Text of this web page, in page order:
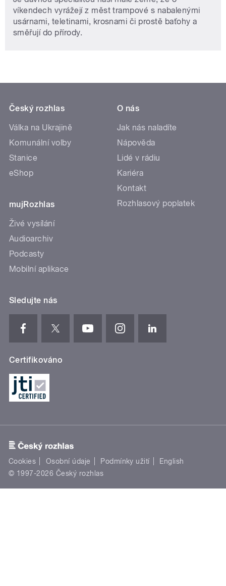
víkendech vyrážejí z měst trampové s nabalenými
usárnami, teletinami, krosnami či prostě baťohy a
směřují do přírody.
Český rozhlas
Válka na Ukrajině
Komunální volby
Stanice
eShop
mujRozhlas
Živé vysílání
Audioarchiv
Podcasty
Mobilní aplikace
O nás
Jak nás naladíte
Nápověda
Lidé v rádiu
Kariéra
Kontakt
Rozhlasový poplatek
Sledujte nás
Certifikováno
Cookies Osobní údaje Podmínky užití
English
© 1997-2026 Český rozhlas